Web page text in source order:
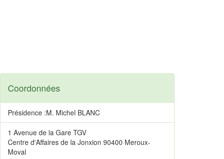
Coordonnées
Présidence :M. Michel BLANC
1 Avenue de la Gare TGV
Centre d'Affaires de la Jonxion 90400 Meroux-
Moval